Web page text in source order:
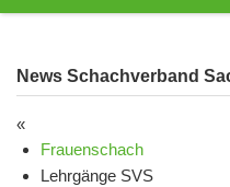
News Schachverband
«
Frauenschach
Lehrgänge SVS